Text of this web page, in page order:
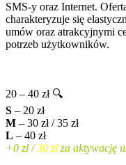
SMS-y oraz Internet.
charakteryzuje się
umów oraz atrakcyjnymi
potrzeb użytkowników.
20 – 40 zł 🔍
S – 20 zł
M – 30 zł / 35 zł
L – 40 zł
+0 zł /30 złza aktywację